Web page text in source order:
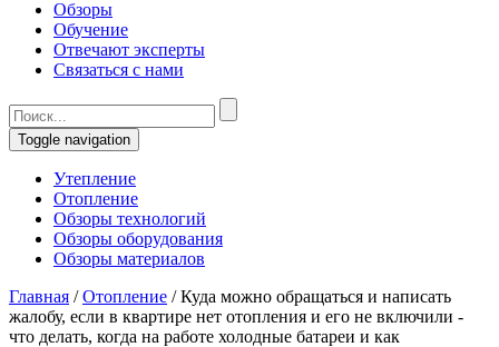
Обзоры
Обучение
Отвечают эксперты
Связаться с нами
Toggle navigation
Утепление
Отопление
Обзоры технологий
Обзоры оборудования
Обзоры материалов
Главная /Отопление /Куда можно обращаться и написать
жалобу, если в квартире нет отопления и его не включили -
что делать, когда на работе холодные батареи и как